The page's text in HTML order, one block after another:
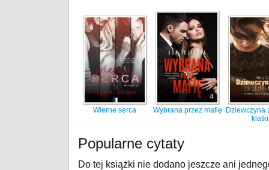
Wierne serca Wybrana przez mafię
Dziewczyna
klatki
Popularne cytaty
Do tej książki nie dodano jeszcze ani